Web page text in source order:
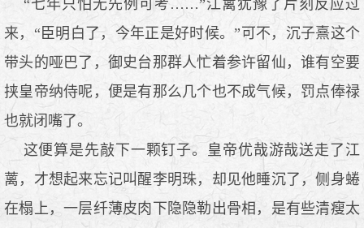
“七年只怕无先例可考……”江蓠犹豫了片刻反应过
来，“臣明白了，今年正是好时候。”可不，沉子熹这个
带头的哑巴了，御史台那群人忙着参许留仙，谁有空要
挟皇帝纳侍呢，便是有那么几个也不成气候，罚点俸禄
也就闭嘴了。
这便算是先敲下一颗钉子。皇帝优哉游哉送走了江
蓠，才想起来忘记叫醒李明珠，却见他睡沉了，侧身蜷
在榻上，一层纤薄皮肉下隐隐勒出骨相，是有些清瘦太